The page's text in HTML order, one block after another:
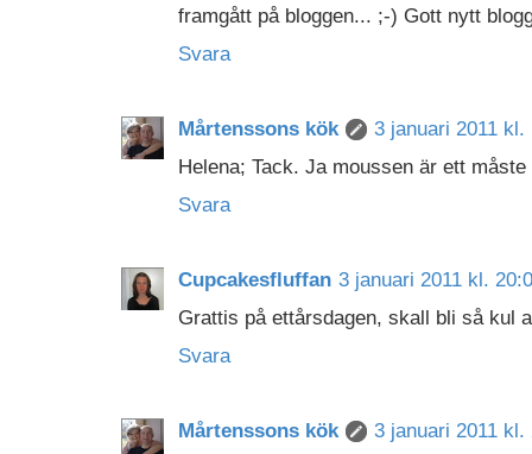
framgått på bloggen... ;-) Gott nytt
Svara
Mårtenssons kök
3 januari 2011 kl.
Helena; Tack. Ja moussen är ett
Svara
Cupcakesfluffan 3 januari 2011 kl.
Grattis på ettårsdagen, skall bli så kul
Svara
Mårtenssons kök
3 januari 2011 kl.